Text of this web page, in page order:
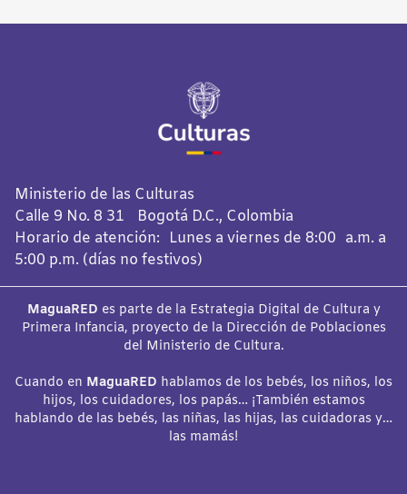
Ministerio de las Culturas
Calle 9 No. 8 31 Bogotá D.C., Colombia
Horario de atención: Lunes a viernes de 8:00 a.m. a
5:00 p.m. (días no festivos)
MaguaRED es parte de la Estrategia Digital de Cultura y
Primera Infancia, proyecto de la Dirección de Poblaciones
del Ministerio de Cultura.
Cuando en MaguaRED hablamos de los bebés, los niños, los
hijos, los cuidadores, los papás… ¡También estamos
hablando de las bebés, las niñas, las hijas, las cuidadoras y…
las mamás!